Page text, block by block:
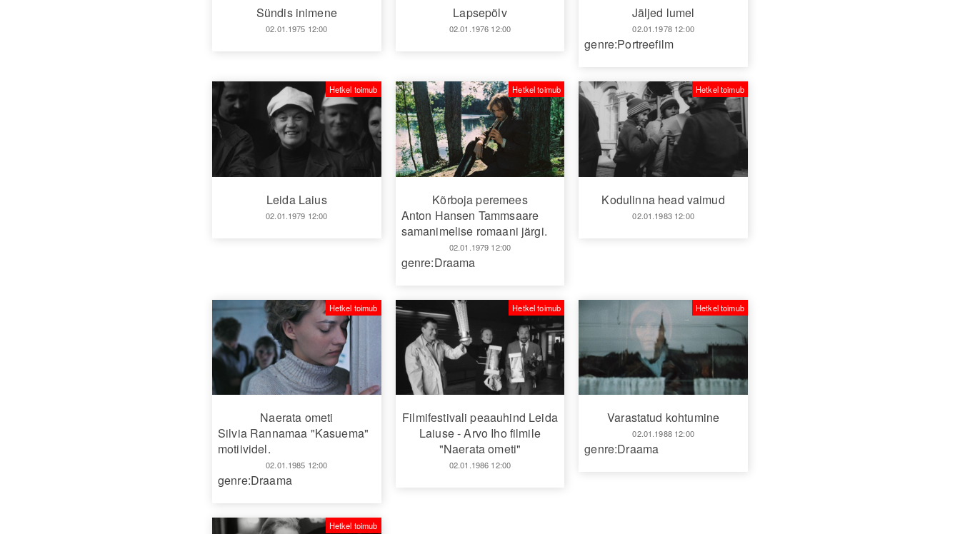
Sündis inimene
02.01.1975 12:00
Lapsepõlv
02.01.1976 12:00
Jäljed lumel
02.01.1978 12:00
genre:Portreefilm
Leida Laius
02.01.1979 12:00
Hetkel toimub
Kõrboja peremees
Anton Hansen Tammsaare
samanimelise romaani järgi.
02.01.1979 12:00
Hetkel toimub
genre:Draama
Kodulinna head vaimud
02.01.1983 12:00
Hetkel toimub
Naerata ometi
Silvia Rannamaa "Kasuema"
motiividel.
02.01.1985 12:00
Hetkel toimub
genre:Draama
Filmifestivali peaauhind Leida
Laiuse - Arvo Iho filmile
"Naerata ometi"
02.01.1986 12:00
Hetkel toimub
Varastatud kohtumine
02.01.1988 12:00
Hetkel toimub
genre:Draama
Hetkel toimub